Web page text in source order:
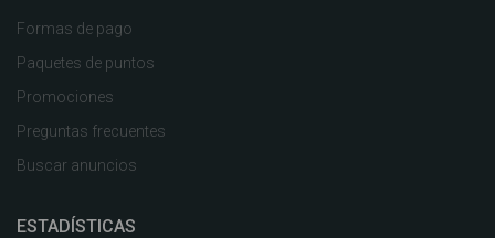
Formas de pago
Paquetes de puntos
Promociones
Preguntas frecuentes
Buscar anuncios
ESTADÍSTICAS